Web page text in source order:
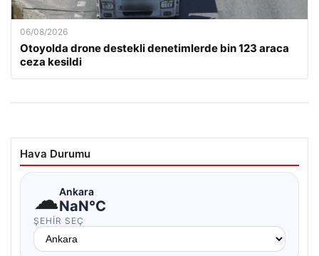
06/08/2026
Otoyolda drone destekli denetimlerde bin 123 araca
ceza kesildi
Hava Durumu
☁Ankara
NaN°C
ŞEHIR SEÇ